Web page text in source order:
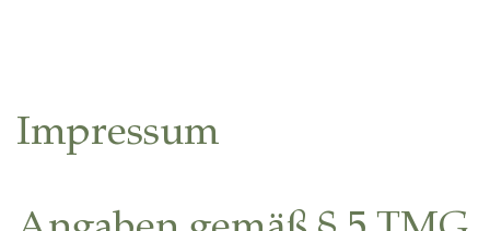
Impressum